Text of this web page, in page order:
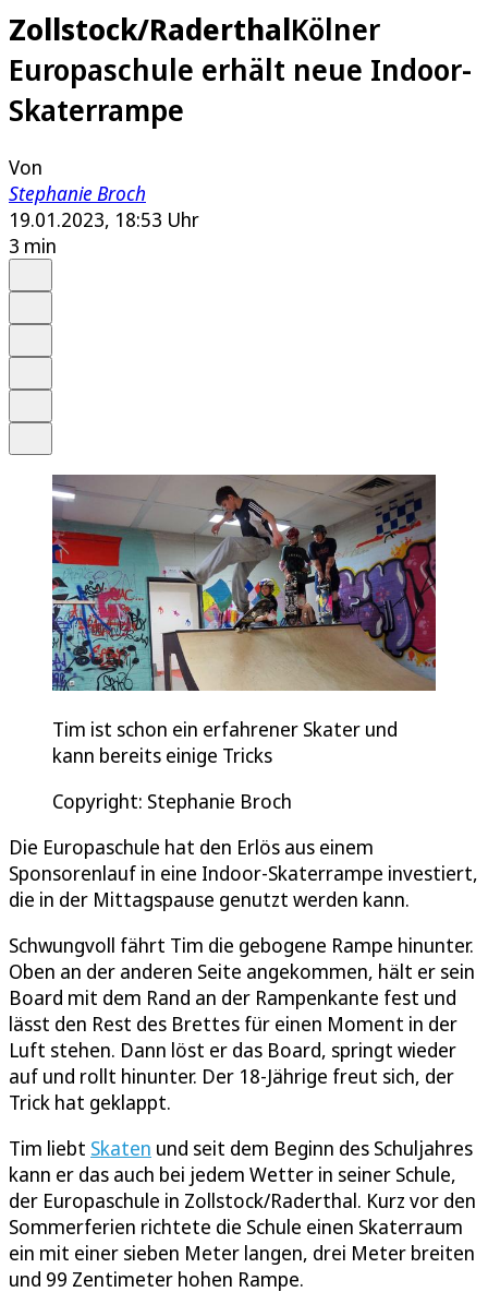
Zollstock/RaderthalKölner
Europaschule erhält neue Indoor-
Skaterrampe
Von
Stephanie Broch
19.01.2023, 18:53 Uhr
3 min
Tim ist schon ein erfahrener Skater und
kann bereits einige Tricks
Copyright: Stephanie Broch
Die Europaschule hat den Erlös aus einem
Sponsorenlauf in eine Indoor-Skaterrampe investiert,
die in der Mittagspause genutzt werden kann.
Schwungvoll fährt Tim die gebogene Rampe hinunter.
Oben an der anderen Seite angekommen, hält er sein
Board mit dem Rand an der Rampenkante fest und
lässt den Rest des Brettes für einen Moment in der
Luft stehen. Dann löst er das Board, springt wieder
auf und rollt hinunter. Der 18-Jährige freut sich, der
Trick hat geklappt.
Tim liebt Skaten und seit dem Beginn des Schuljahres
kann er das auch bei jedem Wetter in seiner Schule,
der Europaschule in Zollstock/Raderthal. Kurz vor den
Sommerferien richtete die Schule einen Skaterraum
ein mit einer sieben Meter langen, drei Meter breiten
und 99 Zentimeter hohen Rampe.